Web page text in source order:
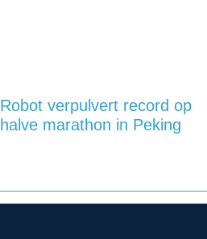
Robot verpulvert record op
halve marathon in Peking